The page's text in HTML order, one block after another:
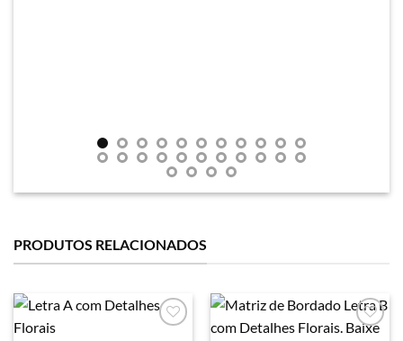
PRODUTOS RELACIONADOS